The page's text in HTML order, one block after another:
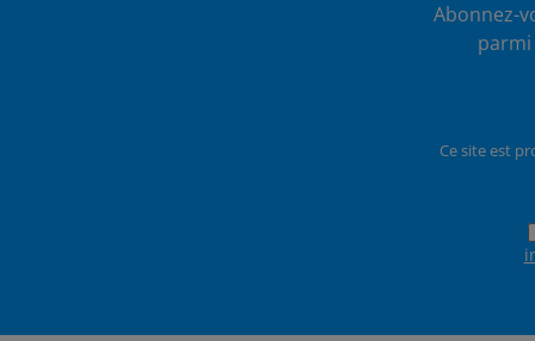
Abonnez-
Ce site est